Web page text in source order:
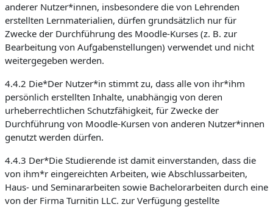
anderer Nutzer*innen, insbesondere die von Lehrenden
erstellten Lernmaterialien, dürfen grundsätzlich nur für
Zwecke der Durchführung des Moodle-Kurses (z. B. zur
Bearbeitung von Aufgabenstellungen) verwendet und nicht
weitergegeben werden.
4.4.2 Die*Der Nutzer*in stimmt zu, dass alle von ihr*ihm
persönlich erstellten Inhalte, unabhängig von deren
urheberrechtlichen Schutzfähigkeit, für Zwecke der
Durchführung von Moodle-Kursen von anderen Nutzer*innen
genutzt werden dürfen.
4.4.3 Der*Die Studierende ist damit einverstanden, dass die
von ihm*r eingereichten Arbeiten, wie Abschlussarbeiten,
Haus- und Seminararbeiten sowie Bachelorarbeiten durch eine
von der Firma Turnitin LLC. zur Verfügung gestellte